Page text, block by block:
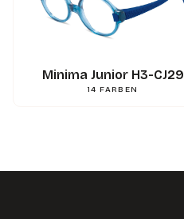
Minima Junior H3-CJ29
14 FARBEN